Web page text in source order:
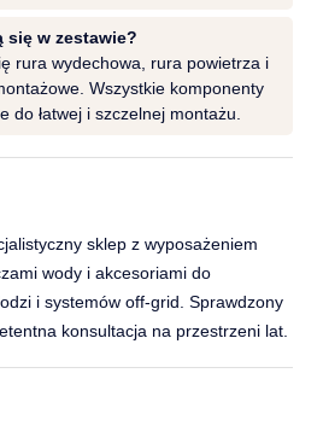
się w zestawie?
rura wydechowa, rura powietrza i
Wszystkie komponenty
do łatwej i szczelnej montażu.
sklep z wyposażeniem
wody i akcesoriami do
i systemów off-grid. Sprawdzony
konsultacja na przestrzeni lat.